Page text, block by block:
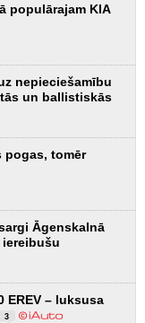
populārajam KIA
nepieciešamību
un ballistiskās
pogas, tomēr
Āgenskalnā
EREV – luksusa
3